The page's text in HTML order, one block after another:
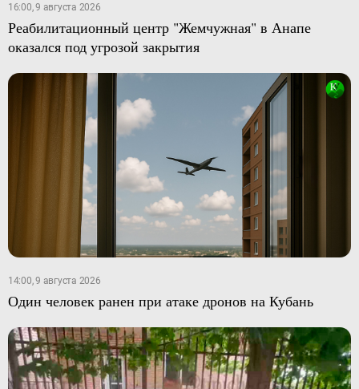
16:00, 9 августа 2026
Реабилитационный центр "Жемчужная" в Анапе
оказался под угрозой закрытия
14:00, 9 августа 2026
Один человек ранен при атаке дронов на Кубань